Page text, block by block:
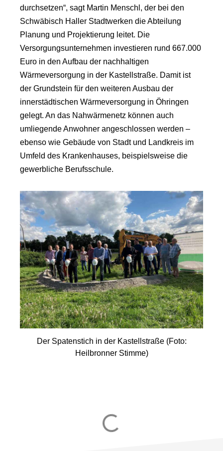
durchsetzen“, sagt Martin Menschl, der bei den
Schwäbisch Haller Stadtwerken die Abteilung
Planung und Projektierung leitet. Die
Versorgungsunternehmen investieren rund 667.000
Euro in den Aufbau der nachhaltigen
Wärmeversorgung in der Kastellstraße. Damit ist
der Grundstein für den weiteren Ausbau der
innerstädtischen Wärmeversorgung in Öhringen
gelegt. An das Nahwärmenetz können auch
umliegende Anwohner angeschlossen werden –
ebenso wie Gebäude von Stadt und Landkreis im
Umfeld des Krankenhauses, beispielsweise die
gewerbliche Berufsschule.
Der Spatenstich in der Kastellstraße (Foto:
Heilbronner Stimme)